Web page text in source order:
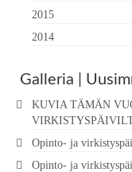
2015
2014
Galleria |
KUVIA TÄMÄN
Opinto- ja
Opinto- ja